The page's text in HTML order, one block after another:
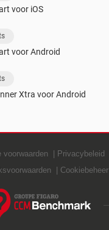
voor iOS
voor Android
Xtra voor Android
voorwaarden Privacybeleid
Cookiebeheer